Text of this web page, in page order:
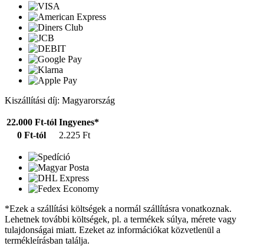
Kiszállítási díj: Magyarország
22.000 Ft-tól Ingyenes*
0 Ft-tól
2.225 Ft
*Ezek a szállítási költségek a normál szállításra vonatkoznak.
Lehetnek további költségek, pl. a termékek súlya, mérete vagy
tulajdonságai miatt. Ezeket az információkat közvetlenül a
termékleírásban találja.